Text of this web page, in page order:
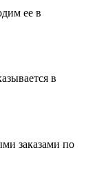
ее в
в
заказами по